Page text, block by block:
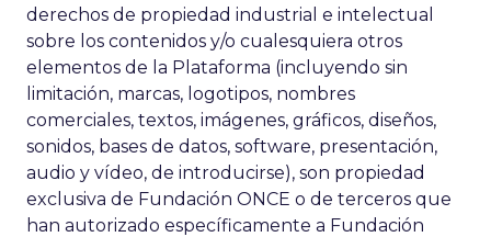
derechos de propiedad industrial e intelectual
sobre los contenidos y/o cualesquiera otros
elementos de la Plataforma (incluyendo sin
limitación, marcas, logotipos, nombres
comerciales, textos, imágenes, gráficos, diseños,
sonidos, bases de datos, software, presentación,
audio y vídeo, de introducirse), son propiedad
exclusiva de Fundación ONCE o de terceros que
han autorizado específicamente a Fundación